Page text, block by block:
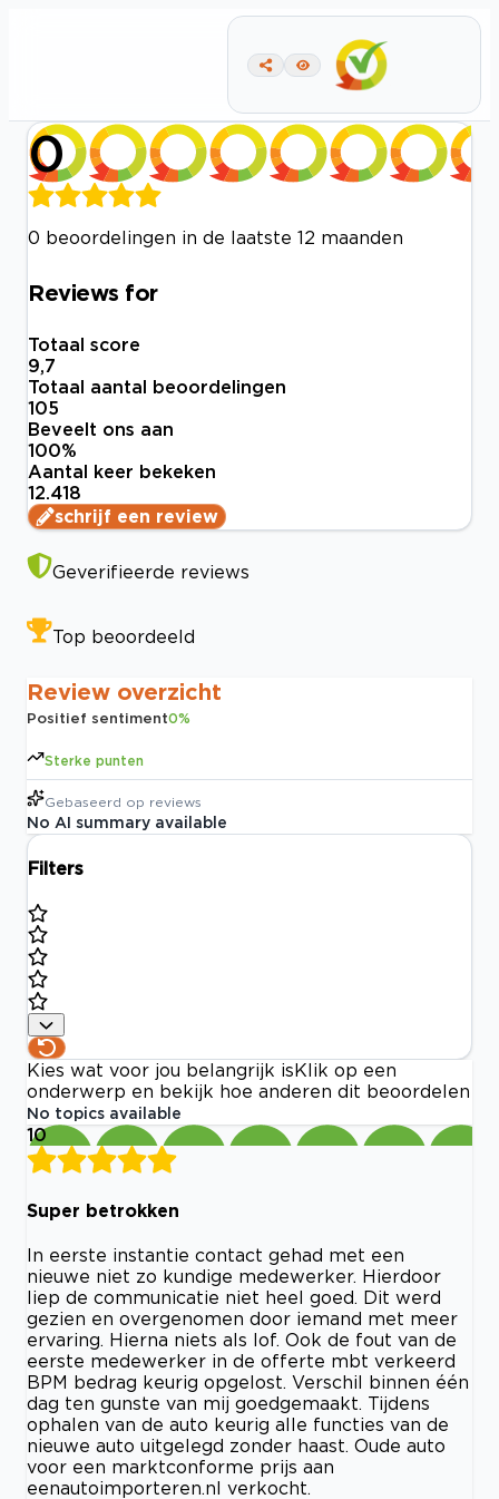
0
0 beoordelingen in de laatste 12 maanden
Reviews for
Totaal score
9,7
Totaal aantal beoordelingen
105
Beveelt ons aan
100%
Aantal keer bekeken
12.418
schrijf een review
Geverifieerde reviews
Top beoordeeld
Review overzicht
Positief sentiment0%
Sterke punten
Gebaseerd op reviews
No AI summary available
Filters
Kies wat voor jou belangrijk is Klik op een
onderwerp en bekijk hoe anderen dit beoordelen
No topics available
10
Super betrokken
In eerste instantie contact gehad met een
nieuwe niet zo kundige medewerker. Hierdoor
liep de communicatie niet heel goed. Dit werd
gezien en overgenomen door iemand met meer
ervaring. Hierna niets als lof. Ook de fout van de
eerste medewerker in de offerte mbt verkeerd
BPM bedrag keurig opgelost. Verschil binnen één
dag ten gunste van mij goedgemaakt. Tijdens
ophalen van de auto keurig alle functies van de
nieuwe auto uitgelegd zonder haast. Oude auto
voor een marktconforme prijs aan
eenautoimporteren.nl verkocht.